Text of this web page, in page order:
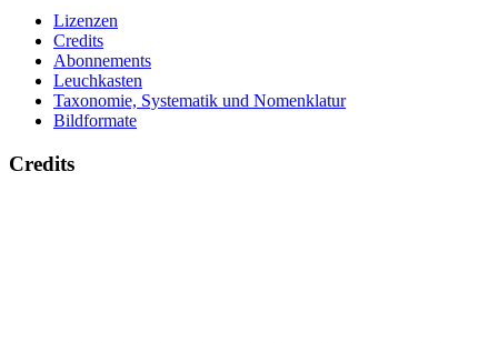
Lizenzen
Credits
Abonnements
Leuchkasten
Taxonomie, Systematik und Nomenklatur
Bildformate
Credits